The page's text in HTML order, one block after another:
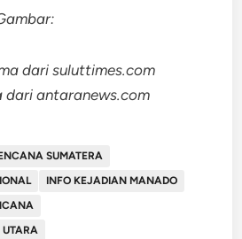
dari suluttimes.com
dari antaranews.com
SUMATERA
INFO KEJADIAN MANADO
UTARA